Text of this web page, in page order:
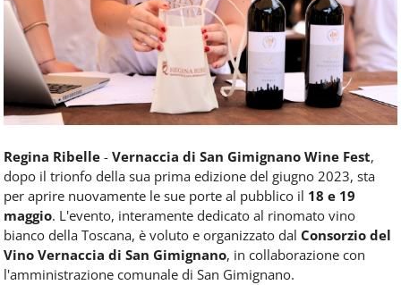
del
comparto
Horeca.
Regina Ribelle - Vernaccia di San Gimignano Wine Fest,
dopo il trionfo della sua prima edizione del giugno 2023, sta
per aprire nuovamente le sue porte al pubblico il 18 e 19
maggio. L'evento, interamente dedicato al rinomato vino
bianco della Toscana, è voluto e organizzato dal Consorzio del
Vino Vernaccia di San Gimignano, in collaborazione con
l'amministrazione comunale di San Gimignano.